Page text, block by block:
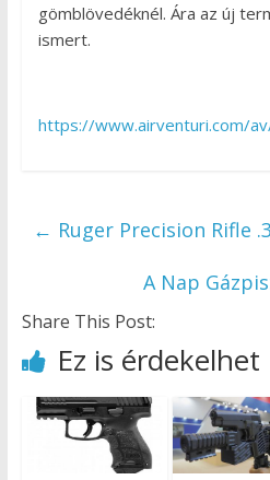
gömblövedéknél. Ára az új
ismert.
https://www.airventuri.com/
← Ruger Precision Rifle
A Nap
Share This Post:
Ez is érdekelhet